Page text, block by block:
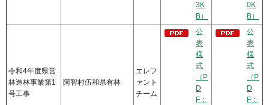
3K
B）
0K
B）
令和4年度県営
林造林事業第1
号工事
阿智村伍和県有林
エレフ
ァント
チーム
公
表
様
式
（P
D
F：
公
表
様
式
（P
D
F：